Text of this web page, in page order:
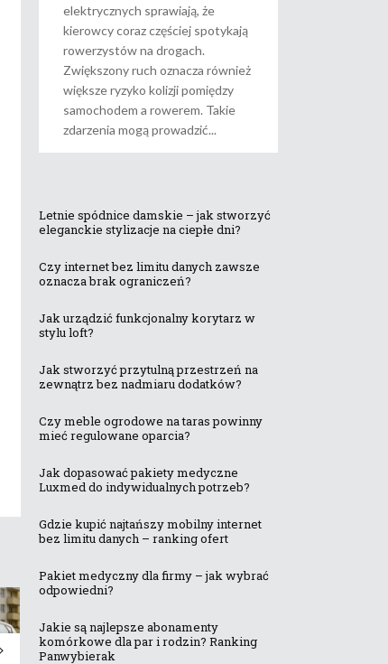
elektrycznych sprawiają, że
kierowcy coraz częściej spotykają
rowerzystów na drogach.
Zwiększony ruch oznacza również
większe ryzyko kolizji pomiędzy
samochodem a rowerem. Takie
zdarzenia mogą prowadzić
Letnie spódnice damskie – jak stworzyć
eleganckie stylizacje na ciepłe dni?
Czy internet bez limitu danych zawsze
oznacza brak ograniczeń?
Jak urządzić funkcjonalny korytarz w
stylu loft?
Jak stworzyć przytulną przestrzeń na
zewnątrz bez nadmiaru dodatków?
Czy meble ogrodowe na taras powinny
mieć regulowane oparcia?
Jak dopasować pakiety medyczne
Luxmed do indywidualnych potrzeb?
Gdzie kupić najtańszy mobilny internet
bez limitu danych – ranking ofert
Pakiet medyczny dla firmy – jak wybrać
odpowiedni?
Jakie są najlepsze abonamenty
komórkowe dla par i rodzin? Ranking
Panwybierak